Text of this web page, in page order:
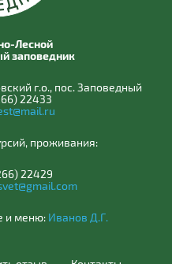
Лесной
заповедник
г.о., пос. Заповедный
22433
проживания:
22429
и меню: Иванов Д.Г.